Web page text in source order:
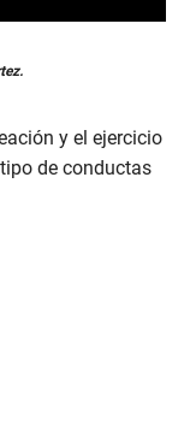
y el ejercicio
de conductas